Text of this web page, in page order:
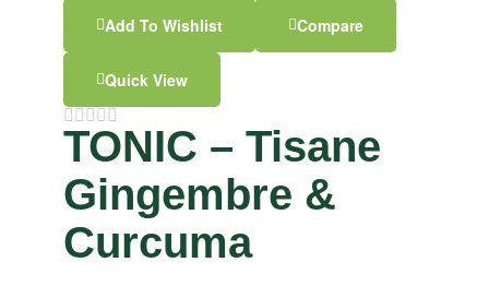
Add To Wishlist Compare
Quick View
TONIC – Tisane
Gingembre &
Curcuma